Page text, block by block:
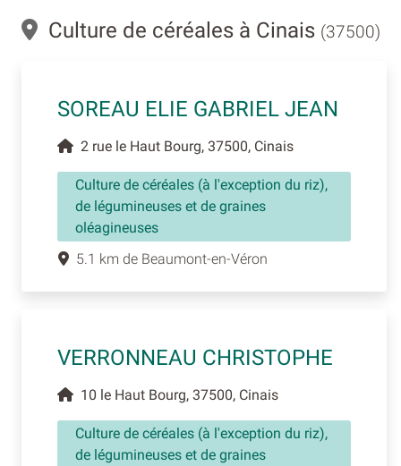
Culture de céréales à Cinais (37500)
SOREAU ELIE GABRIEL JEAN
2 rue le Haut Bourg, 37500, Cinais
Culture de céréales (à l'exception du riz),
de légumineuses et de graines
oléagineuses
5.1 km de Beaumont-en-Véron
VERRONNEAU CHRISTOPHE
10 le Haut Bourg, 37500, Cinais
Culture de céréales (à l'exception du riz),
de légumineuses et de graines